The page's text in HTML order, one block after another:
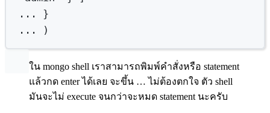
...
}
...
)
ใน mongo shell เราสามารถพิมพ์คำสั่งหรือ statement
แล้วกด enter ได้เลย จะขึ้น … ไม่ต้องตกใจ ตัว shell
มันจะไม่ execute จนกว่าจะหมด statement นะครับ